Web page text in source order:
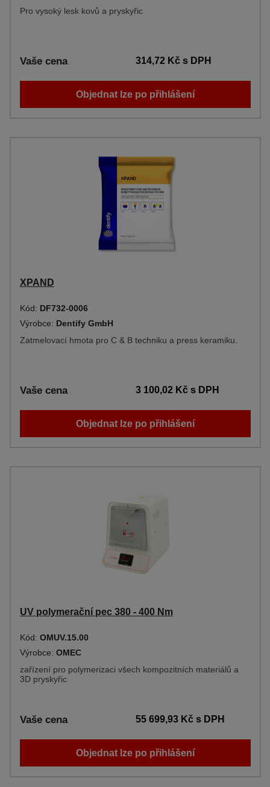
Pro vysoký lesk kovů a pryskyřic
Vaše cena 314,72 Kčs DPH
Objednat lze po přihlášení
XPAND
Kód: DF732-0006
Výrobce: Dentify GmbH
Zatmelovací hmota pro C & B techniku a press keramiku.
Vaše cena 3 100,02 Kčs DPH
Objednat lze po přihlášení
UV polymerační pec 380 - 400 Nm
Kód: OMUV.15.00
Výrobce: OMEC
zařízení pro polymerizaci všech kompozitních materiálů a
3D pryskyřic
Vaše cena 55 699,93 Kčs DPH
Objednat lze po přihlášení